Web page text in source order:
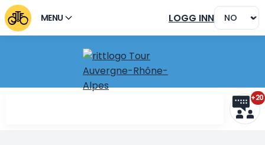
MENU LOGG INN
+20